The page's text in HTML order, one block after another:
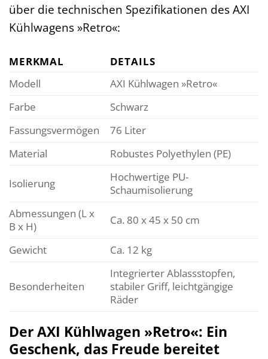
über die technischen Spezifikationen des AXI
Kühlwagens »Retro«:
MERKMAL
DETAILS
Modell
AXI Kühlwagen »Retro«
Farbe
Schwarz
Fassungsvermögen
76 Liter
Material
Robustes Polyethylen (PE)
Isolierung
Hochwertige PU-
Schaumisolierung
Abmessungen (L x
B x H)
Ca. 80 x 45 x 50 cm
Gewicht Ca. 12 kg
Besonderheiten
Integrierter Ablassstopfen,
stabiler Griff, leichtgängige
Räder
Der AXI Kühlwagen »Retro«: Ein
Geschenk, das Freude bereitet